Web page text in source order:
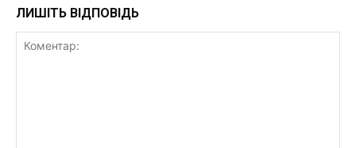
ЛИШІТЬ ВІДПОВІДЬ